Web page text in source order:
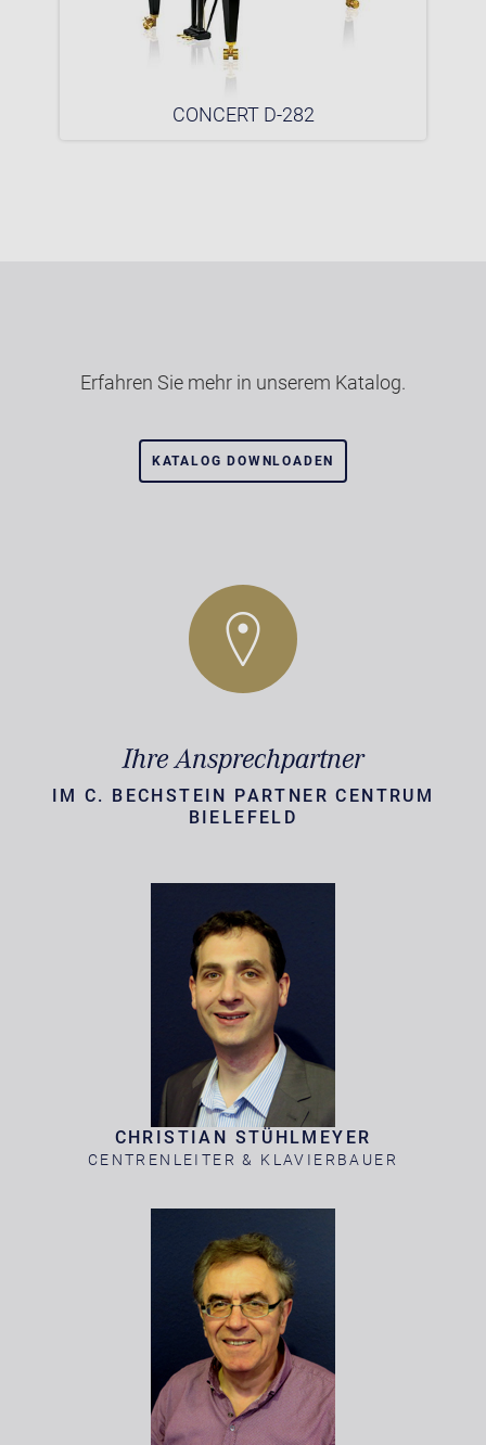
CONCERT D-282
Erfahren Sie mehr in unserem Katalog.
KATALOG DOWNLOADEN
Ihre Ansprechpartner
IM C. BECHSTEIN PARTNER CENTRUM
BIELEFELD
CHRISTIAN STÜHLMEYER
CENTRENLEITER & KLAVIERBAUER